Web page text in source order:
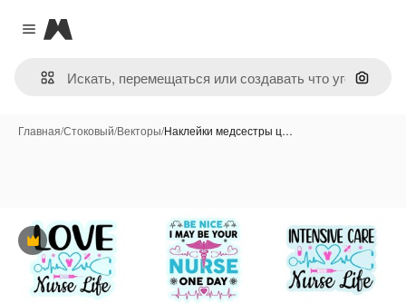
Close menu
Magnific
Поиск
Главная/Стоковый/Векторы/Наклейки медсестры ц…
Премиум